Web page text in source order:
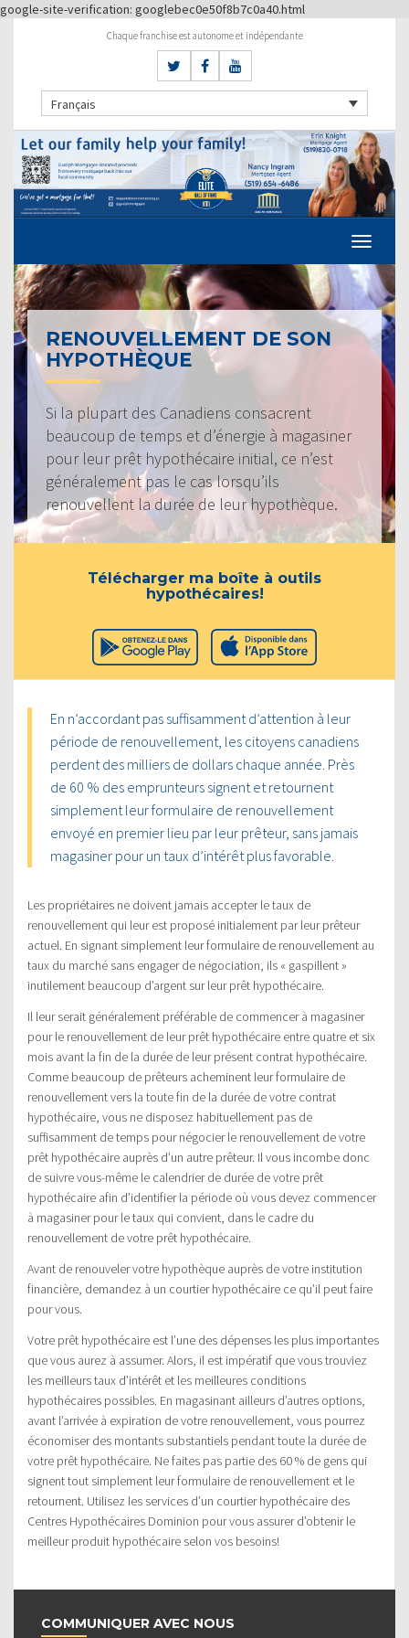
google-site-verification: googlebec0e50f8b7c0a40.html
Chaque franchise est autonome et indépendante
Français
RENOUVELLEMENT DE SON
HYPOTHÈQUE
Si la plupart des Canadiens consacrent
beaucoup de temps et d’énergie à magasiner
pour leur prêt hypothécaire initial, ce n’est
généralement pas le cas lorsqu’ils
renouvellent la durée de leur hypothèque.
Télécharger ma boîte à outils
hypothécaires!
En n’accordant pas suffisamment d’attention à leur
période de renouvellement, les citoyens canadiens
perdent des milliers de dollars chaque année. Près
de 60 % des emprunteurs signent et retournent
simplement leur formulaire de renouvellement
envoyé en premier lieu par leur prêteur, sans jamais
magasiner pour un taux d’intérêt plus favorable.
Les propriétaires ne doivent jamais accepter le taux de
renouvellement qui leur est proposé initialement par leur prêteur
actuel. En signant simplement leur formulaire de renouvellement au
taux du marché sans engager de négociation, ils « gaspillent »
inutilement beaucoup d’argent sur leur prêt hypothécaire.
Il leur serait généralement préférable de commencer à magasiner
pour le renouvellement de leur prêt hypothécaire entre quatre et six
mois avant la fin de la durée de leur présent contrat hypothécaire.
Comme beaucoup de prêteurs acheminent leur formulaire de
renouvellement vers la toute fin de la durée de votre contrat
hypothécaire, vous ne disposez habituellement pas de
suffisamment de temps pour négocier le renouvellement de votre
prêt hypothécaire auprès d’un autre prêteur. Il vous incombe donc
de suivre vous-même le calendrier de durée de votre prêt
hypothécaire afin d’identifier la période où vous devez commencer
à magasiner pour le taux qui convient, dans le cadre du
renouvellement de votre prêt hypothécaire.
Avant de renouveler votre hypothèque auprès de votre institution
financière, demandez à un courtier hypothécaire ce qu’il peut faire
pour vous.
Votre prêt hypothécaire est l’une des dépenses les plus importantes
que vous aurez à assumer. Alors, il est impératif que vous trouviez
les meilleurs taux d’intérêt et les meilleures conditions
hypothécaires possibles. En magasinant ailleurs d’autres options,
avant l’arrivée à expiration de votre renouvellement, vous pourrez
économiser des montants substantiels pendant toute la durée de
votre prêt hypothécaire. Ne faites pas partie des 60 % de gens qui
signent tout simplement leur formulaire de renouvellement et le
retournent. Utilisez les services d’un courtier hypothécaire des
Centres Hypothécaires Dominion pour vous assurer d’obtenir le
meilleur produit hypothécaire selon vos besoins!
COMMUNIQUER AVEC NOUS